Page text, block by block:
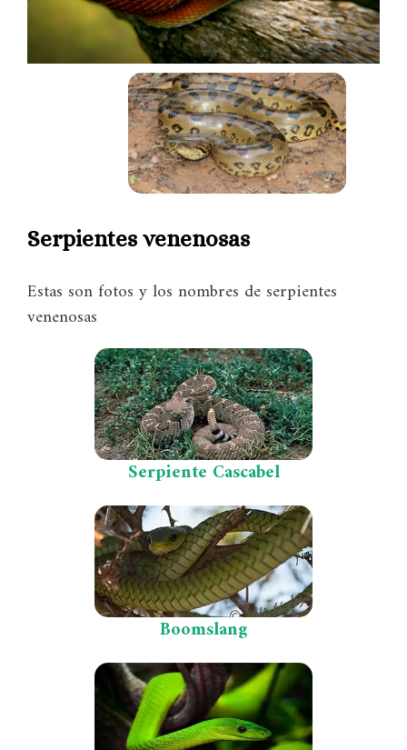
Serpientes venenosas
Estas son fotos y los nombres de serpientes
venenosas
Serpiente Cascabel
Boomslang